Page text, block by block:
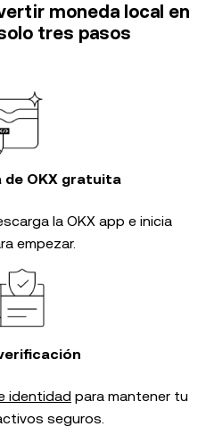
moneda local en
tres pasos
OKX gratuita
la OKX app e inicia
empezar.
identidad para mantener tu
seguros.